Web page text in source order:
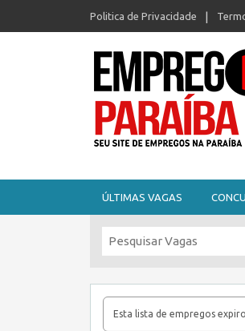
Politica de Privacidade
ÚLTIMAS VAGAS
Esta lista de empregos